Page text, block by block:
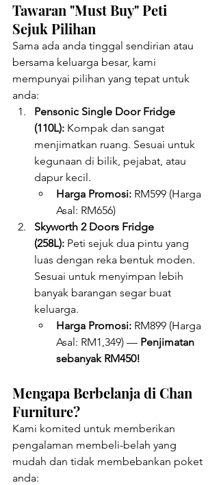
Tawaran "Must Buy" Peti
Sejuk Pilihan
Sama ada anda tinggal sendirian atau
bersama keluarga besar, kami
mempunyai pilihan yang tepat untuk
anda:
Pensonic Single Door Fridge
(110L): Kompak dan sangat
menjimatkan ruang. Sesuai untuk
kegunaan di bilik, pejabat, atau
dapur kecil.
Harga Promosi: RM599 (Harga
Asal: RM656)
Skyworth 2 Doors Fridge
(258L): Peti sejuk dua pintu yang
luas dengan reka bentuk moden.
Sesuai untuk menyimpan lebih
banyak barangan segar buat
keluarga.
Harga Promosi: RM899 (Harga
Asal: RM1,349) — Penjimatan
sebanyak RM450!
Mengapa Berbelanja di Chan
Furniture?
Kami komited untuk memberikan
pengalaman membeli-belah yang
mudah dan tidak membebankan poket
anda: